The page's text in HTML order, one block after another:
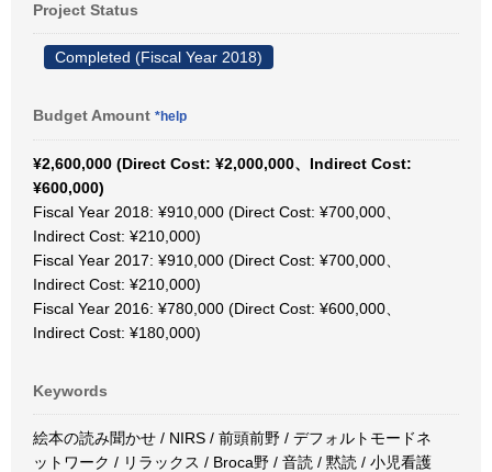
Project Status
Completed (Fiscal Year 2018)
Budget Amount *help
¥2,600,000 (Direct Cost: ¥2,000,000、Indirect Cost:
¥600,000)
Fiscal Year 2018: ¥910,000 (Direct Cost: ¥700,000、
Indirect Cost: ¥210,000)
Fiscal Year 2017: ¥910,000 (Direct Cost: ¥700,000、
Indirect Cost: ¥210,000)
Fiscal Year 2016: ¥780,000 (Direct Cost: ¥600,000、
Indirect Cost: ¥180,000)
Keywords
絵本の読み聞かせ / NIRS / 前頭前野 / デフォルトモードネ
ットワーク / リラックス / Broca野 / 音読 / 黙読 / 小児看護